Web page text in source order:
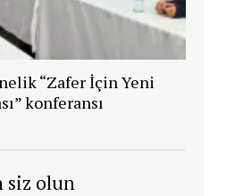
“Zafer İçin Yeni
konferansı
siz olun